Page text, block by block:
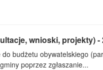
wnioski, projekty) -
budżetu obywatelskiego
poprzez zgłaszanie...